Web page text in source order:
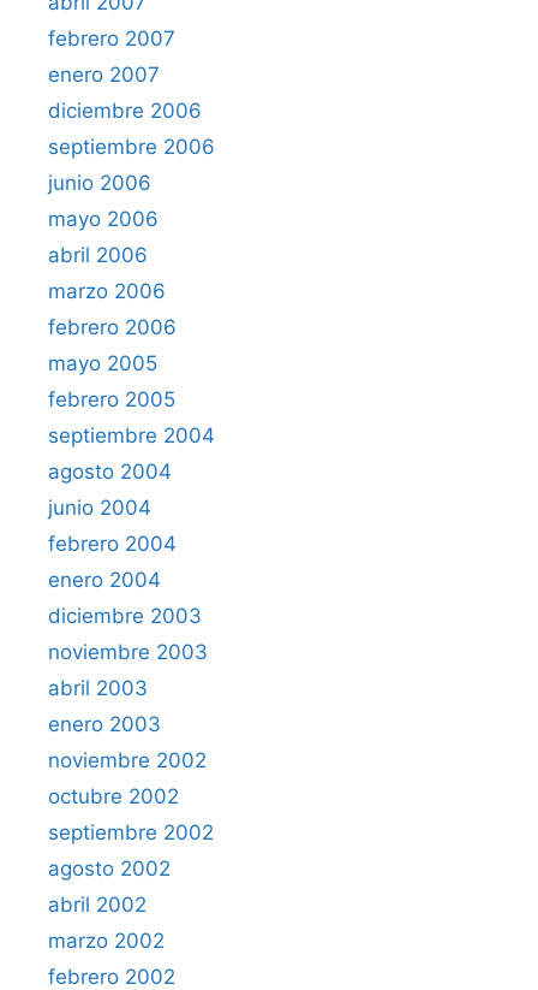
febrero 2007
enero 2007
diciembre 2006
septiembre 2006
junio 2006
mayo 2006
abril 2006
marzo 2006
febrero 2006
mayo 2005
febrero 2005
septiembre 2004
agosto 2004
junio 2004
febrero 2004
enero 2004
diciembre 2003
noviembre 2003
abril 2003
enero 2003
noviembre 2002
octubre 2002
septiembre 2002
agosto 2002
abril 2002
marzo 2002
febrero 2002